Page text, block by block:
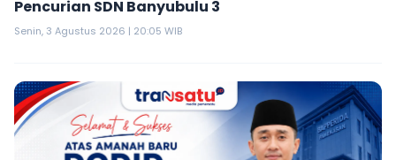
Pencurian SDN Banyubulu 3
Senin, 3 Agustus 2026 | 20:05 WIB